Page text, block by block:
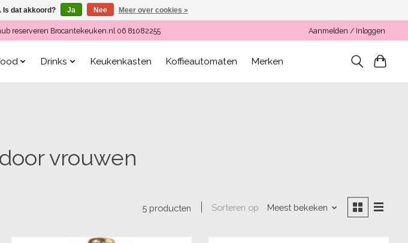
reserveren Brocantekeuken.nl 06 81082255 Aanmelden / Inloggen
Drinks Keukenkasten Koffieautomaten Merken
vrouwen
5 producten Sorteren op Meest bekeken
Is dat akkoord? Ja Nee Meer over cookies »